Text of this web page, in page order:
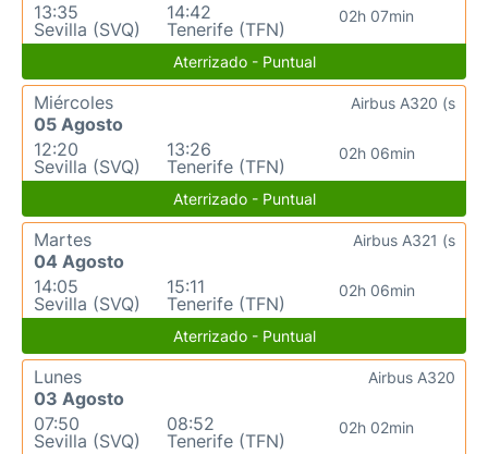
13:35
Sevilla (SVQ)
14:42
Tenerife (TFN)
02h 07min
Aterrizado - Puntual
Miércoles
05 Agosto
12:20
Sevilla (SVQ)
13:26
Tenerife (TFN)
02h 06min
Airbus A320 (s
Aterrizado - Puntual
Martes
04 Agosto
14:05
Sevilla (SVQ)
15:11
Tenerife (TFN)
02h 06min
Airbus A321 (s
Aterrizado - Puntual
Lunes
03 Agosto
07:50
Sevilla (SVQ)
08:52
Tenerife (TFN)
02h 02min
Airbus A320